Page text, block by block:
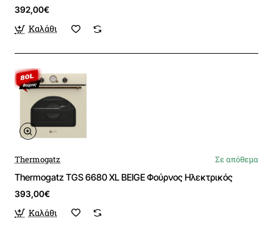
392,00€
Καλάθι
Thermogatz Σε απόθεμα
Thermogatz TGS 6680 XL BEIGE Φούρνος Ηλεκτρικός
393,00€
Καλάθι